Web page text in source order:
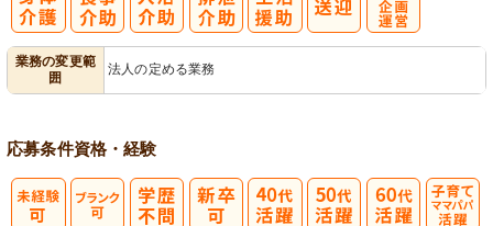
業務の変更範
囲
法人の定める業務
応募条件資格・経験